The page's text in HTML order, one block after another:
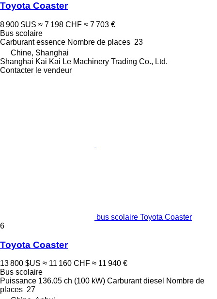
Toyota Coaster
8 900 $US ≈ 7 198 CHF ≈ 7 703 €
Bus scolaire
Carburant essence Nombre de places 23
Chine, Shanghai
Shanghai Kai Kai Le Machinery Trading Co., Ltd.
Contacter le vendeur
bus scolaire Toyota Coaster
6
Toyota Coaster
13 800 $US ≈ 11 160 CHF ≈ 11 940 €
Bus scolaire
Puissance 136.05 ch (100 kW) Carburant diesel Nombre de
places 27